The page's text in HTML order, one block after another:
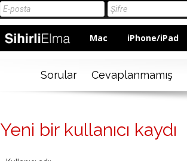
Mac iPhone/iPad
Sorular Cevaplanmamış
Yeni bir kullanıcı kaydı